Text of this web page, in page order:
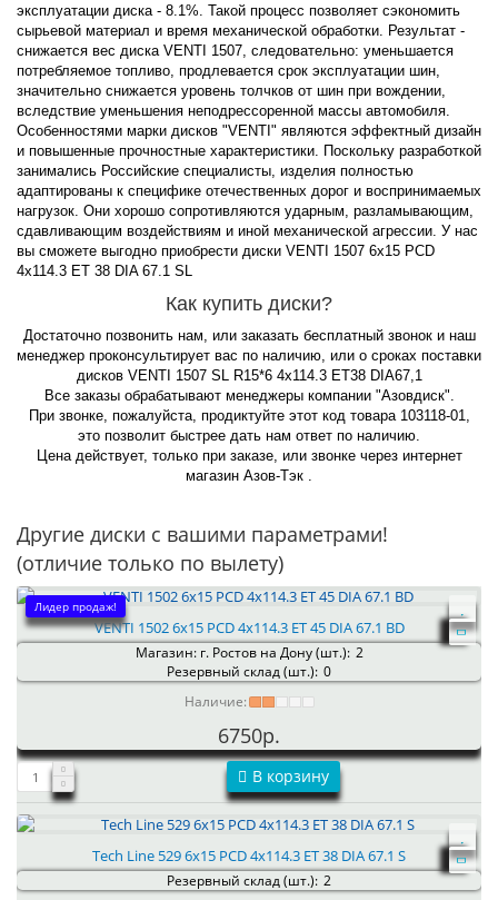
эксплуатации диска - 8.1%. Такой процесс позволяет сэкономить
сырьевой материал и время механической обработки. Результат -
снижается вес диска VENTI 1507, следовательно: уменьшается
потребляемое топливо, продлевается срок эксплуатации шин,
значительно снижается уровень толчков от шин при вождении,
вследствие уменьшения неподрессоренной массы автомобиля.
Особенностями марки дисков "VENTI" являются эффектный дизайн
и повышенные прочностные характеристики. Поскольку разработкой
занимались Российские специалисты, изделия полностью
адаптированы к специфике отечественных дорог и воспринимаемых
нагрузок. Они хорошо сопротивляются ударным, разламывающим,
сдавливающим воздействиям и иной механической агрессии. У нас
вы сможете выгодно приобрести диски VENTI 1507 6x15 PCD
4x114.3 ET 38 DIA 67.1 SL
Как купить диски?
Достаточно позвонить нам, или заказать бесплатный звонок и наш
менеджер проконсультирует вас по наличию, или о сроках поставки
дисков VENTI 1507 SL R15*6 4x114.3 ET38 DIA67,1
Все заказы обрабатывают менеджеры компании "Азовдиск".
При звонке, пожалуйста, продиктуйте этот код товара 103118-01,
это позволит быстрее дать нам ответ по наличию.
Цена действует, только при заказе, или звонке через интернет
магазин Азов-Тэк .
Другие диски с вашими параметрами!
(отличие только по вылету)
Лидер продаж!
VENTI 1502 6x15 PCD 4x114.3 ET 45 DIA 67.1 BD
Магазин: г. Ростов на Дону (шт.): 2
Резервный склад (шт.): 0
Наличие:
6750р.
В корзину
Tech Line 529 6x15 PCD 4x114.3 ET 38 DIA 67.1 S
Резервный склад (шт.): 2